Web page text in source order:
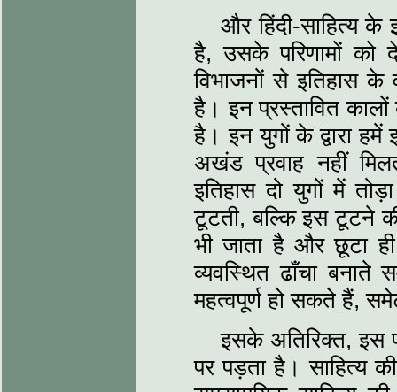
और हिंदी-साहित्‍य के
है, उसके परिणामों
विभाजनों से इतिहास
है। इन प्रस्‍तावित
है। इन युगों के द्वारा हमें
अखंड प्रवाह नहीं
इतिहास दो युगों में
टूटती, बल्कि इस टूटने
भी जाता है और छूटा
व्‍यवस्थित ढाँचा
महत्वपूर्ण हो सकते हैं,
इसके अतिरिक्‍त, इस
पर पड़ता है। साहित्‍य